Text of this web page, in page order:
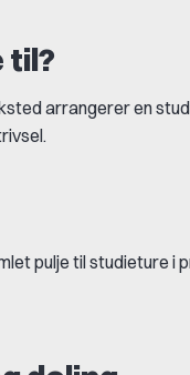
til?
arrangerer en
pulje til studieture i